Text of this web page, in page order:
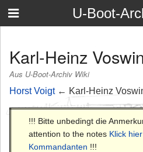
U-Boot-
Karl-Heinz
Aus U-Boot-Archiv Wiki
Horst Voigt← Karl-Heinz
!!! Bitte unbedingt die
attention to the notes Klick
Kommandanten !!!